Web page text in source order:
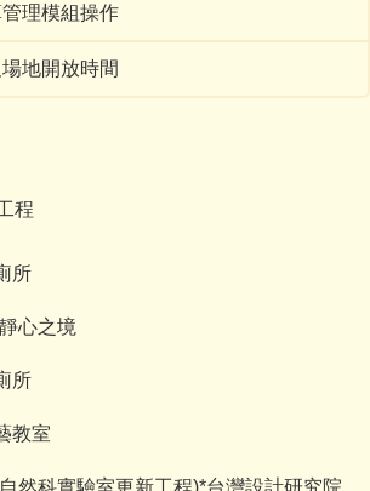
理模組操作
地開放時間
程
所
心之境
所
教室
然科實驗室更新工程)*台灣設計研究院